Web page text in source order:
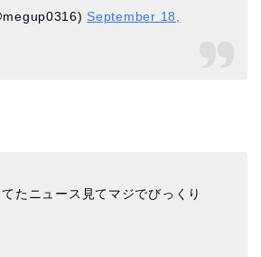
September 18,
たニュース見てマジでびっくり